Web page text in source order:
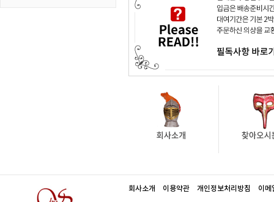
회사소개 이용약관 개인정보처리방침 이메